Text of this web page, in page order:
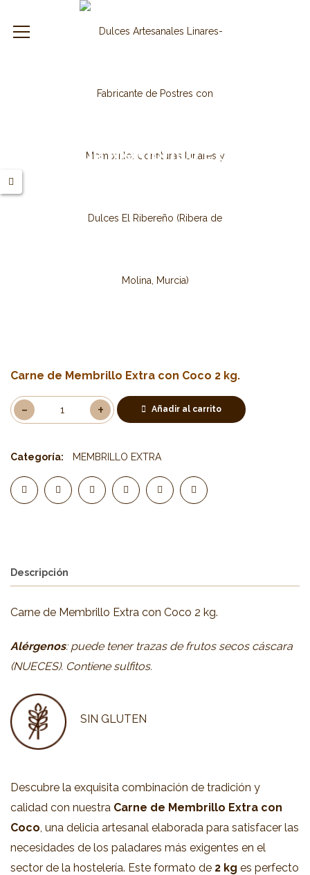
Carne De Membrillo Extra Con
Carne de Membrillo Extra con Coco 2 kg.
Añadir al carrito
Categoría: MEMBRILLO EXTRA
Descripción
Carne de Membrillo Extra con Coco 2 kg.
Alérgenos: puede tener trazas de frutos secos cáscara
(NUECES). Contiene sulfitos.
SIN GLUTEN
Descubre la exquisita combinación de tradición y
calidad con nuestra Carne de Membrillo Extra con
Coco , una delicia artesanal elaborada para satisfacer las
necesidades de los paladares más exigentes en el
sector de la hostelería. Este formato de 2 kg es perfecto